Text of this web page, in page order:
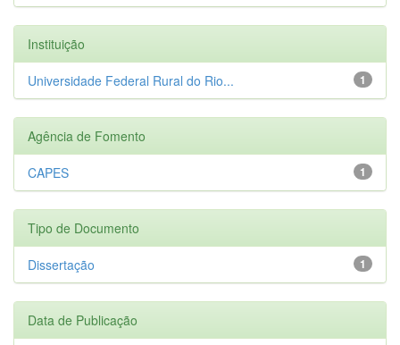
Instituição
1
Universidade Federal Rural do Rio...
Agência de Fomento
1
CAPES
Tipo de Documento
1
Dissertação
Data de Publicação